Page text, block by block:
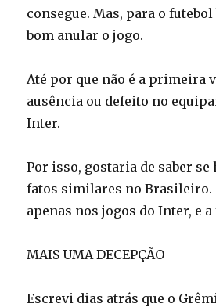
consegue. Mas, para o
bom anular o jogo.
Até por que não é a primeira
ausência ou defeito no
Inter.
Por isso, gostaria de saber se
fatos similares no Brasileiro.
apenas nos jogos do Inter, e
MAIS UMA DECEPÇÃO
Escrevi dias atrás que o